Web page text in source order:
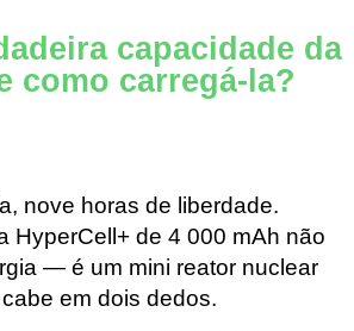
capacidade da
como carregá-la?
nove horas de liberdade.
HyperCell+ de 4 000 mAh não
— é um mini reator nuclear
em dois dedos.